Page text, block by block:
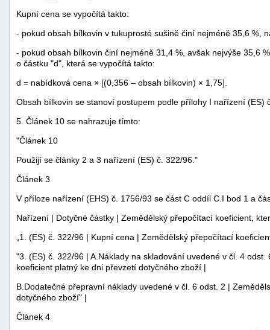
Kupní cena se vypočítá takto:
- pokud obsah bílkovin v tukuprosté sušině činí nejméně 35,6 %,
- pokud obsah bílkovin činí nejméně 31,4 %, avšak nejvýše 35,6
o částku "d", která se vypočítá takto:
d = nabídková cena × [(0,356 – obsah bílkovin) × 1,75].
Obsah bílkovin se stanoví postupem podle přílohy I nařízení (ES)
5. Článek 10 se nahrazuje tímto:
"Článek 10
Použijí se články 2 a 3 nařízení (ES) č. 322/96."
Článek 3
V příloze nařízení (EHS) č. 1756/93 se část C oddíl C.I bod 1 a
Nařízení | Dotyčné částky | Zemědělský přepočítací koeficient,
„1. (ES) č. 322/96 | Kupní cena | Zemědělský přepočítací
"3. (ES) č. 322/96 | A.Náklady na skladování uvedené v čl. 4
koeficient platný ke dni převzetí dotyčného zboží |
B.Dodatečné přepravní náklady uvedené v čl. 6 odst. 2 |
dotyčného zboží" |
Článek 4